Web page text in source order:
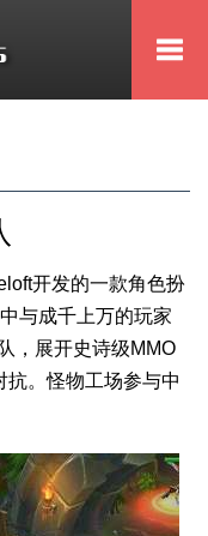
开发的一款角色扮
与成千上万的玩家
，展开史诗级MMO
抗。怪物工场参与中
Next